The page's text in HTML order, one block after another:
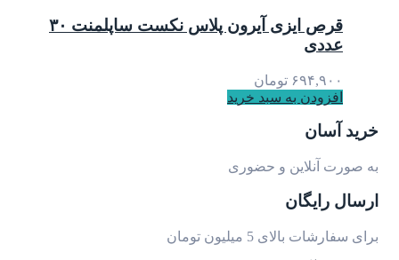
قرص ایزی آیرون پلاس نکست ساپلمنت ۳۰
عددی
۶۹۴,۹۰۰ تومان
افزودن به سبد خرید
خرید آسان
به صورت آنلاین و حضوری
ارسال رایگان
برای سفارشات بالای 5 میلیون تومان